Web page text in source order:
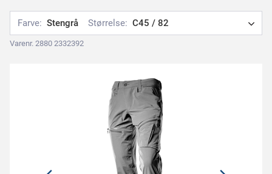
Farve: Stengrå Størrelse: C45 / 82
Varenr. 2880 2332392